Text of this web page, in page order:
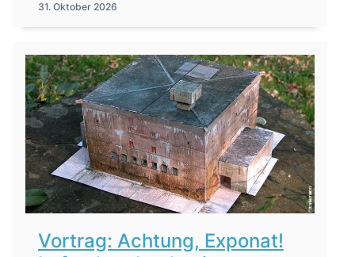
31. Oktober 2026
Vortrag: Achtung, Exponat!